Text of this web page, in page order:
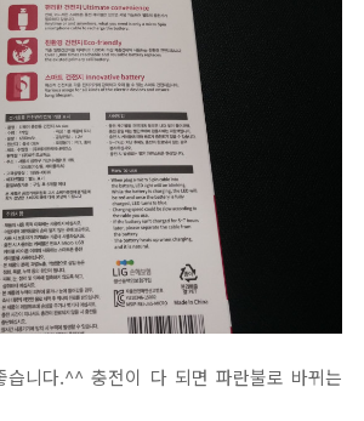
습니다.^^ 충전이 다 되면 파란불로 바뀌는